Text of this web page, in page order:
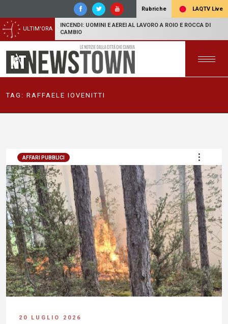
Rubriche LAQTV Live
ULTIM'ORA
INCENDI: UOMINI E AEREI AL LAVORO A ROIO E ROCCA DI
CAMBIO
TAG: RAFFAELE IOVENITTI
AFFARI PUBBLICI
20 LUGLIO 2026